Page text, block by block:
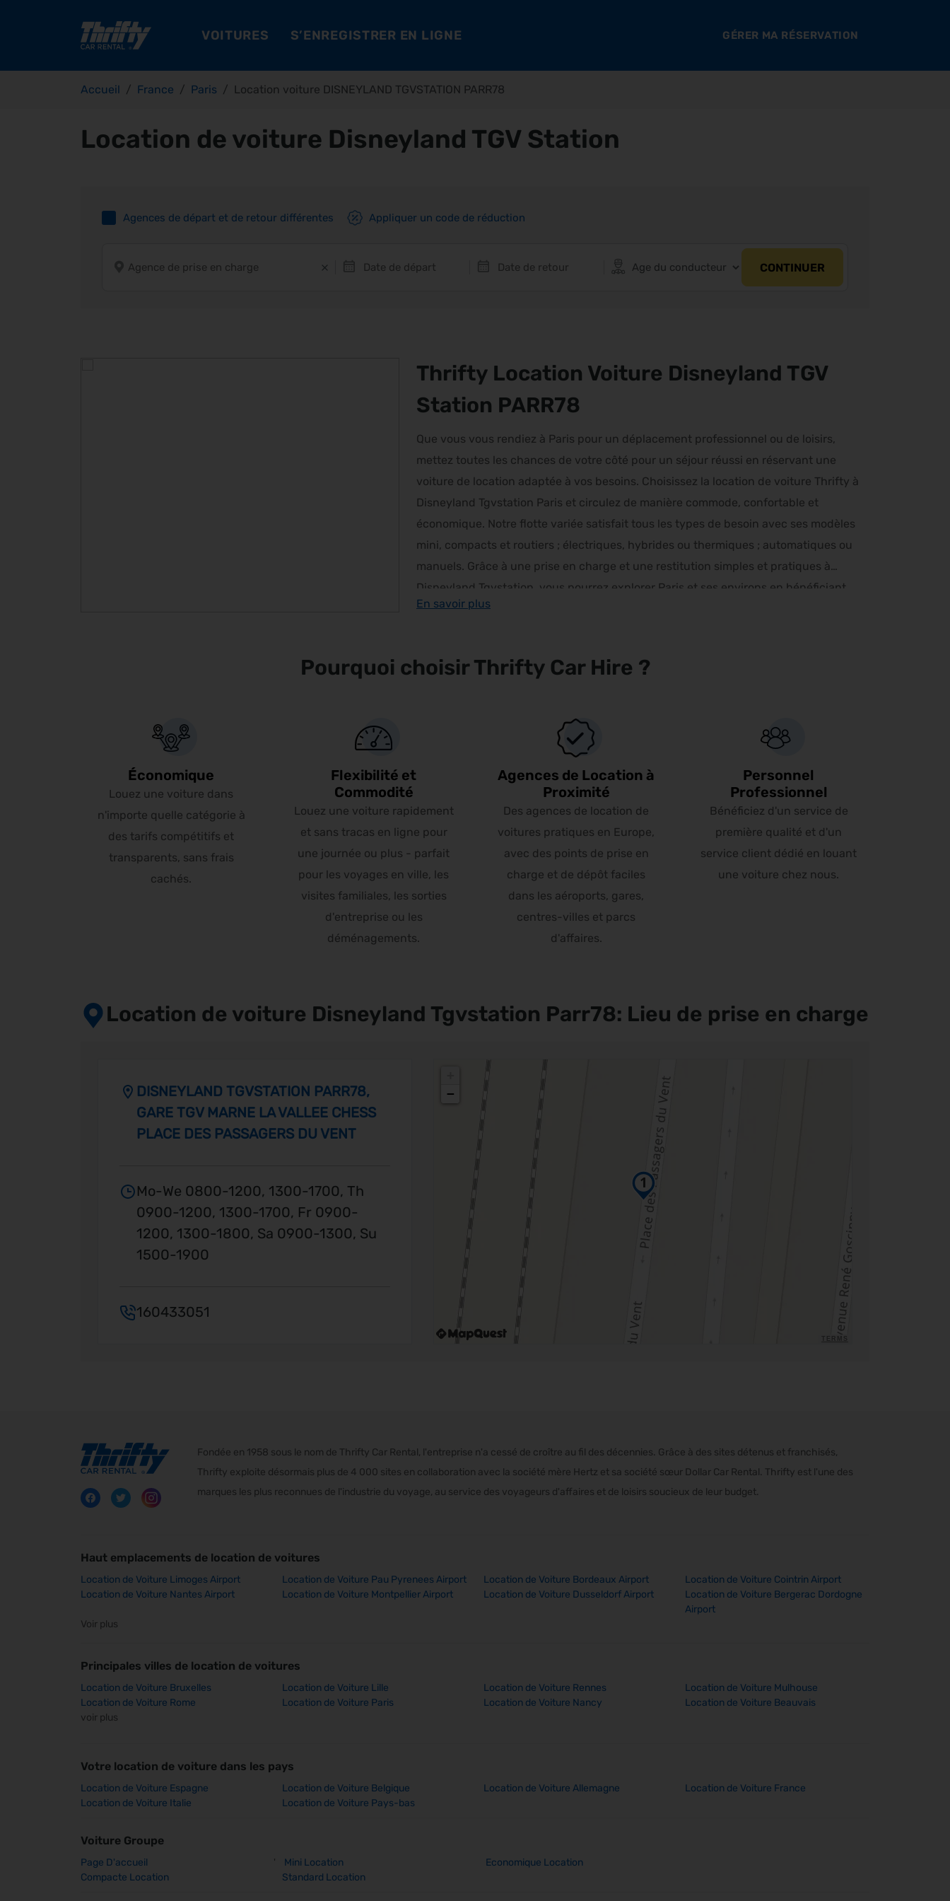
VOITURES S’ENREGISTRER EN LIGNE GÉRER MA RÉSERVATION
Accueil France Paris Location voiture DISNEYLAND TGVSTATION PARR78
Location de voiture Disneyland TGV Station
Agences de départ et de retour différentes Appliquer un code de réduction
CONTINUER
Thrifty Location Voiture Disneyland TGV
Station PARR78
Que vous vous rendiez à Paris pour un déplacement professionnel ou de loisirs,
mettez toutes les chances de votre côté pour un séjour réussi en réservant une
voiture de location adaptée à vos besoins. Choisissez la location de voiture Thrifty à
Disneyland Tgvstation Paris et circulez de manière commode, confortable et
économique. Notre flotte variée satisfait tous les types de besoin avec ses modèles
mini, compacts et routiers ; électriques, hybrides ou thermiques ; automatiques ou
manuels. Grâce à une prise en charge et une restitution simples et pratiques à
Disneyland Tgvstation, vous pourrez explorer Paris et ses environs en bénéficiant
d’une autonomie de déplacement complète à tout instant.
En savoir plus
Pourquoi choisir Thrifty Car Hire ?
Économique
Louez une voiture dans
n'importe quelle catégorie à
des tarifs compétitifs et
transparents, sans frais
cachés.
Flexibilité et
Commodité
Louez une voiture rapidement
et sans tracas en ligne pour
une journée ou plus - parfait
pour les voyages en ville, les
visites familiales, les sorties
d'entreprise ou les
déménagements.
Agences de Location à
Proximité
Des agences de location de
voitures pratiques en Europe,
avec des points de prise en
charge et de dépôt faciles
dans les aéroports, gares,
centres-villes et parcs
d'affaires.
Personnel
Professionnel
Bénéficiez d'un service de
première qualité et d'un
service client dédié en louant
une voiture chez nous.
Location de voiture Disneyland Tgvstation Parr78: Lieu de prise en charge
−
DISNEYLAND TGVSTATION PARR78,
GARE TGV MARNE LA VALLEE CHESS
PLACE DES PASSAGERS DU VENT
Mo-We 0800-1200, 1300-1700, Th
0900-1200, 1300-1700, Fr 0900-
1200, 1300-1800, Sa 0900-1300, Su
1500-1900
160433051
Fondée en 1958 sous le nom de Thrifty Car Rental, l'entreprise n'a cessé de croître au fil des décennies. Grâce à des sites détenus et franchisés,
Thrifty exploite désormais plus de 4 000 sites en collaboration avec la société mère Hertz et sa société sœur Dollar Car Rental. Thrifty est l'une des
marques les plus reconnues de l'industrie du voyage, au service des voyageurs d'affaires et de loisirs soucieux de leur budget.
Haut emplacements de location de voitures
Location de Voiture Limoges Airport Location de Voiture Pau Pyrenees Airport Location de Voiture Bordeaux Airport
Location de Voiture Cointrin Airport
Location de Voiture Nantes Airport
Location de Voiture Montpellier Airport Location de Voiture Dusseldorf Airport
Location de Voiture Bergerac Dordogne
Airport
Voir plus
Principales villes de location de voitures
Location de Voiture Bruxelles Location de Voiture Lille Location de Voiture Rennes
Location de Voiture Mulhouse
Location de Voiture Rome
Location de Voiture Paris Location de Voiture Nancy
Location de Voiture Beauvais
voir plus
Votre location de voiture dans les pays
Location de Voiture Espagne Location de Voiture Belgique Location de Voiture Allemagne
Location de Voiture France
Location de Voiture Italie
Location de Voiture Pays-bas
Voiture Groupe
Page D'accueil ' Mini Location
Economique Location
Compacte Location
Standard Location